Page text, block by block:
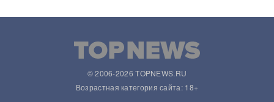
© 2006-2026 TOPNEWS.RU
Возрастная категория сайта: 18+